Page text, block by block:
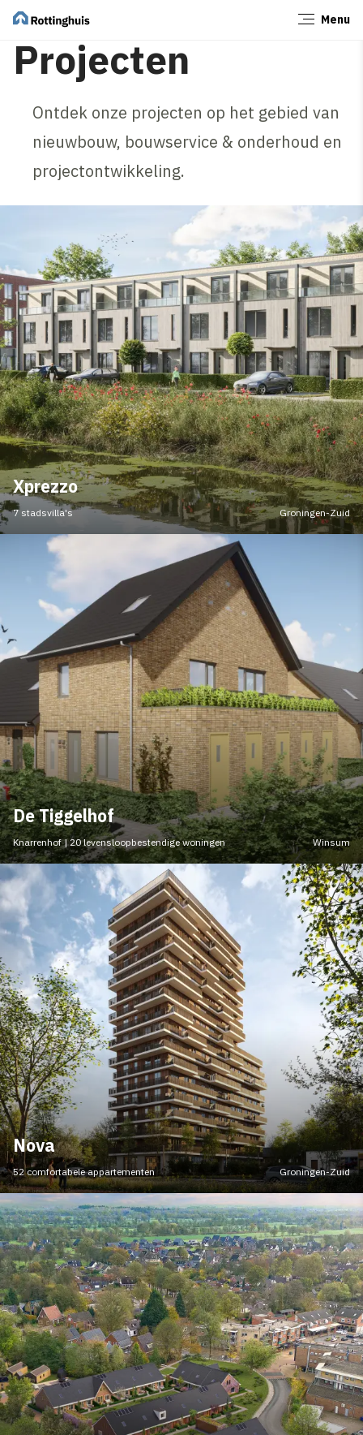
Menu
Projecten
Ontdek onze projecten op het gebied van
nieuwbouw, bouwservice & onderhoud en
projectontwikkeling.
Xprezzo
7 stadsvilla's Groningen-Zuid
De Tiggelhof
Knarrenhof | 20 levensloopbestendige woningen Winsum
Nova
52 comfortabele appartementen Groningen-Zuid
Sluiten